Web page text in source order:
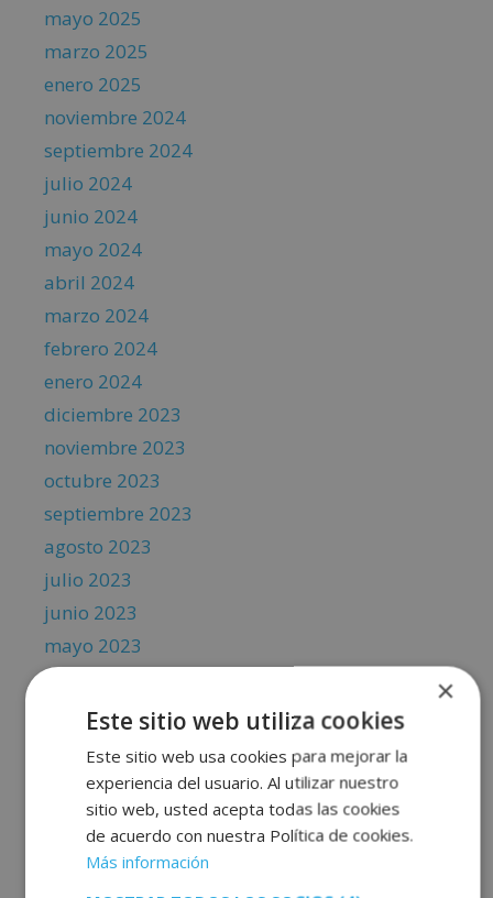
mayo 2025
marzo 2025
enero 2025
noviembre 2024
septiembre 2024
julio 2024
junio 2024
mayo 2024
abril 2024
marzo 2024
febrero 2024
enero 2024
diciembre 2023
noviembre 2023
octubre 2023
septiembre 2023
agosto 2023
julio 2023
junio 2023
mayo 2023
abril 2023
marzo 2023
enero 2023
diciembre 2022
noviembre 2022
octubre 2022
×
Este sitio web utiliza cookies
Este sitio web usa cookies para mejorar la
experiencia del usuario. Al utilizar nuestro
sitio web, usted acepta todas las cookies
de acuerdo con nuestra Política de cookies.
Más información